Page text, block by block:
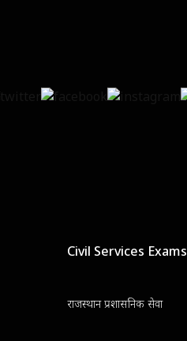
Civil Services Exams
राजस्थान प्रशासनिक सेवा